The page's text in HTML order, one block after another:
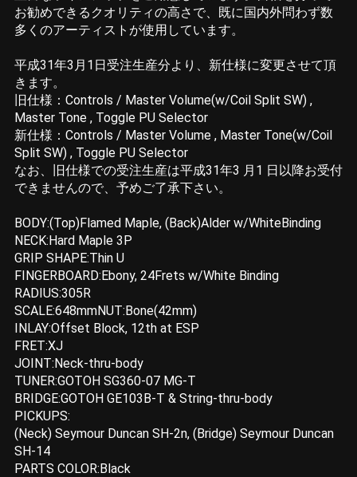
お勧めできるクオリティの高さで、既に国内外問わず数
多くのアーティストが使用しています。
平成31年3月1日受注生産分より、新仕様に変更させて頂
きます。
旧仕様：Controls / Master Volume(w/Coil Split SW) ,
Master Tone , Toggle PU Selector
新仕様：Controls / Master Volume , Master Tone(w/Coil
Split SW) , Toggle PU Selector
なお、旧仕様での受注生産は平成31年3 月1 日以降お受付
できませんので、予めご了承下さい。
BODY:(Top)Flamed Maple, (Back)Alder w/WhiteBinding
NECK:Hard Maple 3P
GRIP SHAPE:Thin U
FINGERBOARD:Ebony, 24Frets w/White Binding
RADIUS:305R
SCALE:648mmNUT:Bone(42mm)
INLAY:Offset Block, 12th at ESP
FRET:XJ
JOINT:Neck-thru-body
TUNER:GOTOH SG360-07 MG-T
BRIDGE:GOTOH GE103B-T & String-thru-body
PICKUPS:
(Neck) Seymour Duncan SH-2n, (Bridge) Seymour Duncan
SH-14
PARTS COLOR:Black